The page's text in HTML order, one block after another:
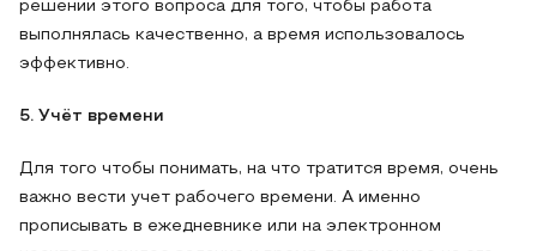
решении этого вопроса для того, чтобы работа
выполнялась качественно, а время использовалось
эффективно.
5. Учёт времени
Для того чтобы понимать, на что тратится время, очень
важно вести учет рабочего времени. А именно
прописывать в ежедневнике или на электронном